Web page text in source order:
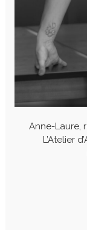
Anne-Laure,
L’Atelier